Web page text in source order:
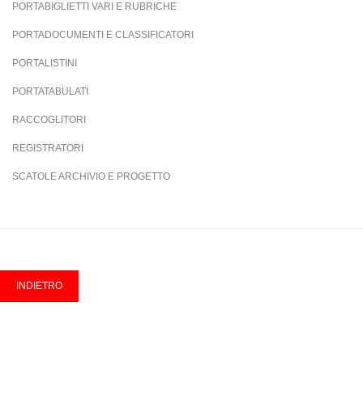
PORTABIGLIETTI VARI E RUBRICHE
PORTADOCUMENTI E CLASSIFICATORI
PORTALISTINI
PORTATABULATI
RACCOGLITORI
REGISTRATORI
SCATOLE ARCHIVIO E PROGETTO